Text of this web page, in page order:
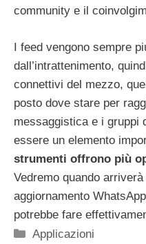
community e il
I feed vengono sempre
dall’intrattenimento,
connettivi del mezzo,
posto dove stare per
messaggistica e i gruppi
essere un elemento
strumenti offrono più
Vedremo quando
aggiornamento
potrebbe fare
Categorie
Applicazioni